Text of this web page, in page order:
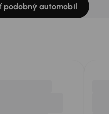
podobný automobil